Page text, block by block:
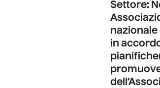
Settore:
nazionale
in